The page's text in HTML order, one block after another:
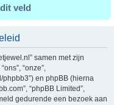
veld
samen met zijn
“onze”,
phpbb3”) en phpBB (hierna
“phpBB Limited”,
gedurende een bezoek aan